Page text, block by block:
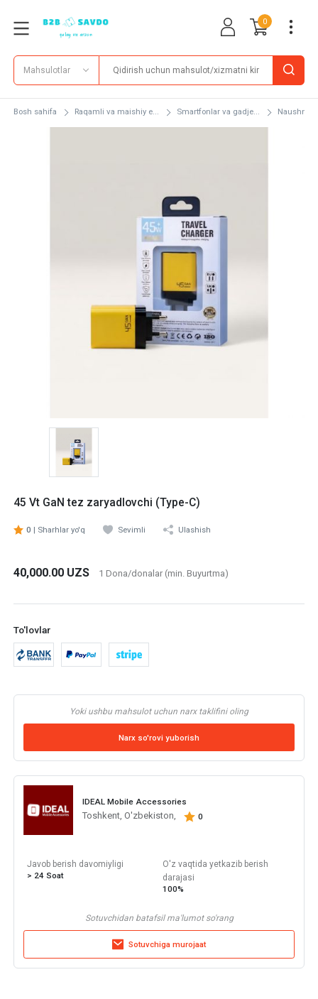
0
Mahsulotlar
Bosh sahifa Raqamli va maishiy e... Smartfonlar va gadje...
45 Vt GaN tez zaryadlovchi (Type-C)
0 | Sharhlar yo'q Sevimli Ulashish
40,000.00 UZS 1 Dona/donalar (min. Buyurtma)
To'lovlar
Yoki ushbu mahsulot uchun narx taklifini oling
Narx so'rovi yuborish
IDEAL Mobile Accessories
Toshkent, O'zbekiston, 0
Javob berish davomiyligi
> 24 Soat
O'z vaqtida yetkazib berish
darajasi
100%
Sotuvchidan batafsil ma'lumot so'rang
Sotuvchiga murojaat